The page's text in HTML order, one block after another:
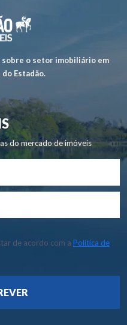
sobre o setor imobiliário em
Estadão.
do mercado de imóveis
de acordo com a Política de